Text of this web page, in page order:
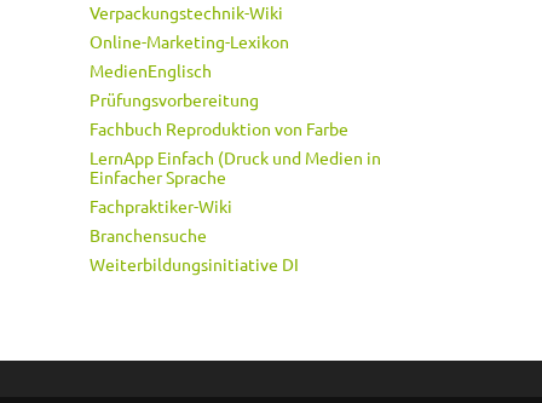
Verpackungstechnik-Wiki
Online-Marketing-Lexikon
MedienEnglisch
Prüfungsvorbereitung
Fachbuch Reproduktion von Farbe
LernApp Einfach (Druck und Medien in
Einfacher Sprache
Fachpraktiker-Wiki
Branchensuche
Weiterbildungsinitiative DI